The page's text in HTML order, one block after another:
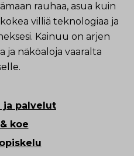
rauhaa, asua kuin
villiä teknologiaa ja
Kainuu on arjen
ja näköaloja vaaralta
ja palvelut
koe